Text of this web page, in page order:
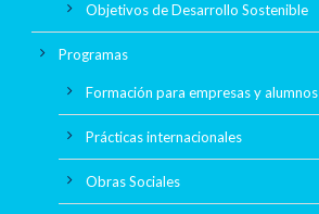
Objetivos de Desarrollo Sostenible
Programas
Formación para empresas y alumnos
Prácticas internacionales
Obras Sociales